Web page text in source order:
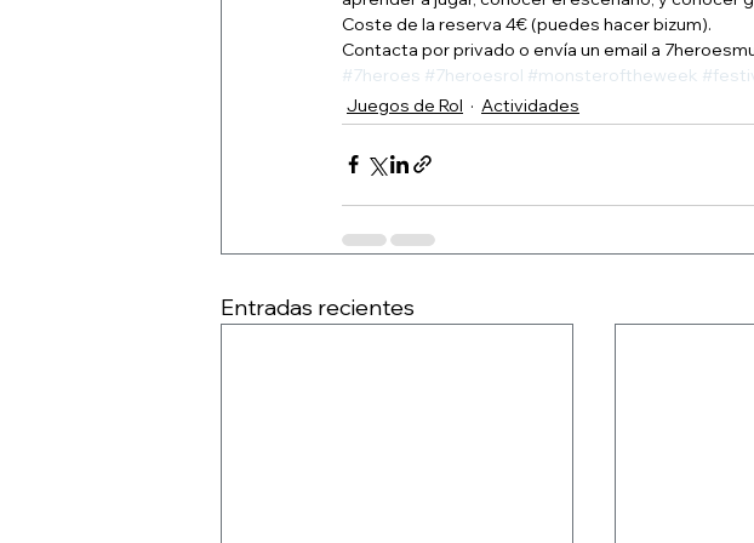
Coste de la reserva 4€ (puedes hacer bizum).
Contacta por privado o envía un email a
#7heroes #7heroesrol #monsteroftheweek
Juegos de Rol
Actividades
Entradas recientes